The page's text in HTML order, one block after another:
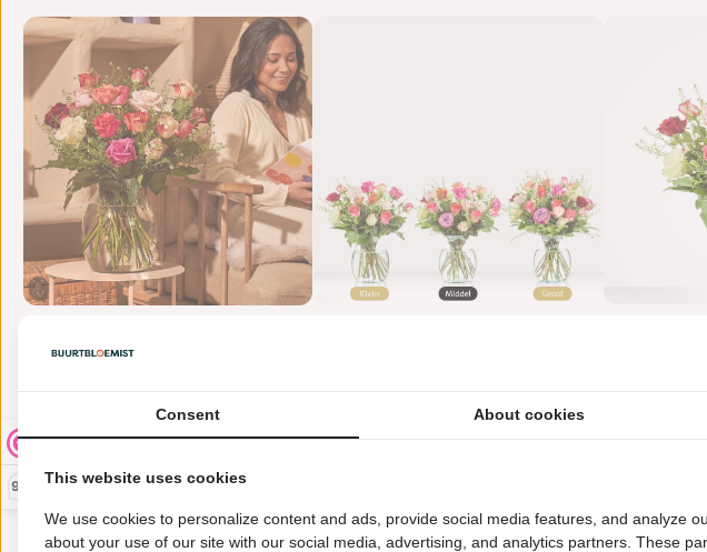
9,3
Kleurrijke rozen boeket
Helaas! Dit boeket is in deze tijd van het jaar niet vers beschikbaar. Maar
schikken en bezorgen. Met bloemen die rechtstreeks van de veiling komen!
Bezorg iemand een stralende dag met dit boeket gekleurde rozen! Het
Kortom: een tijdloze klassieker waar de kleur en de kwaliteit vanaf spat!
Consent About cookies
This website uses cookies
We use cookies to personalize content and ads, provide social media features, and analyze
about your use of our site with our social media, advertising, and analytics partners. These